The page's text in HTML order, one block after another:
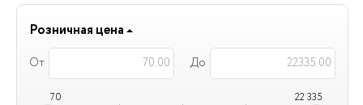
Розничная цена
От До
70 22 335